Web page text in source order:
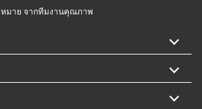
หมาย จากทีมงานคุณภาพ